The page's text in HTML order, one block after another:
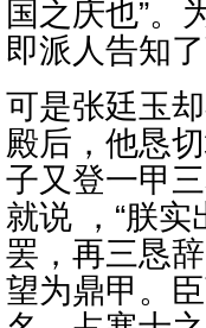
国之庆也”。
即派人告知
可是张廷玉
殿后，他恳
子又登一甲
就说 ，“朕
罢，再三恳
望为鼎甲。